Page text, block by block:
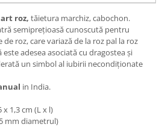
roz, tăietura marchiz, cabochon.
semiprețioasă cunoscută pentru
de roz, care variază de la roz pal la roz
adesea asociată cu dragostea și
un simbol al iubirii necondiționate
in India.
x 1,3 cm (L x l)
mm diametrul)